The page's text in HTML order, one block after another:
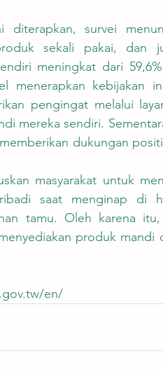
sekali pakai, dan
meningkat dari
menerapkan kebijakan
pengingat melalui
mereka sendiri.
dukungan
saat menginap di
tamu. Oleh karena
produk mandi
en/